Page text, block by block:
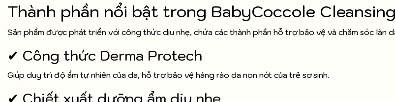
Thành phần nổi bật trong BabyCoccole
Sản phẩm được phát triển với công thức dịu nhẹ, chứa các thành phần hỗ trợ bảo vệ và chăm sóc làn
✔ Công thức Derma Protech
Giúp duy trì độ ẩm tự nhiên của da, hỗ trợ bảo vệ hàng rào da non nớt của trẻ sơ sinh.
✔ Chiết xuất dưỡng ẩm dịu nhẹ